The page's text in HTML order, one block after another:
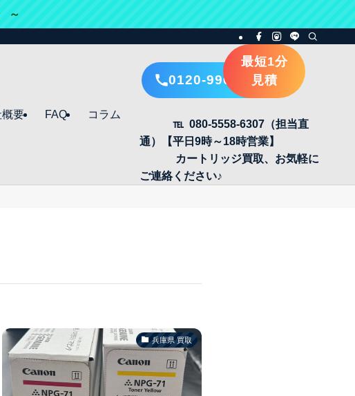
～
要 FAQ コラム
0120-996-405
最短1分
見積
℡ 080-5558-6307（担当直
通）【平日9時～18時営業】
カートリッジ買取、お気軽に
ご連絡ください♪
兵庫県 買取